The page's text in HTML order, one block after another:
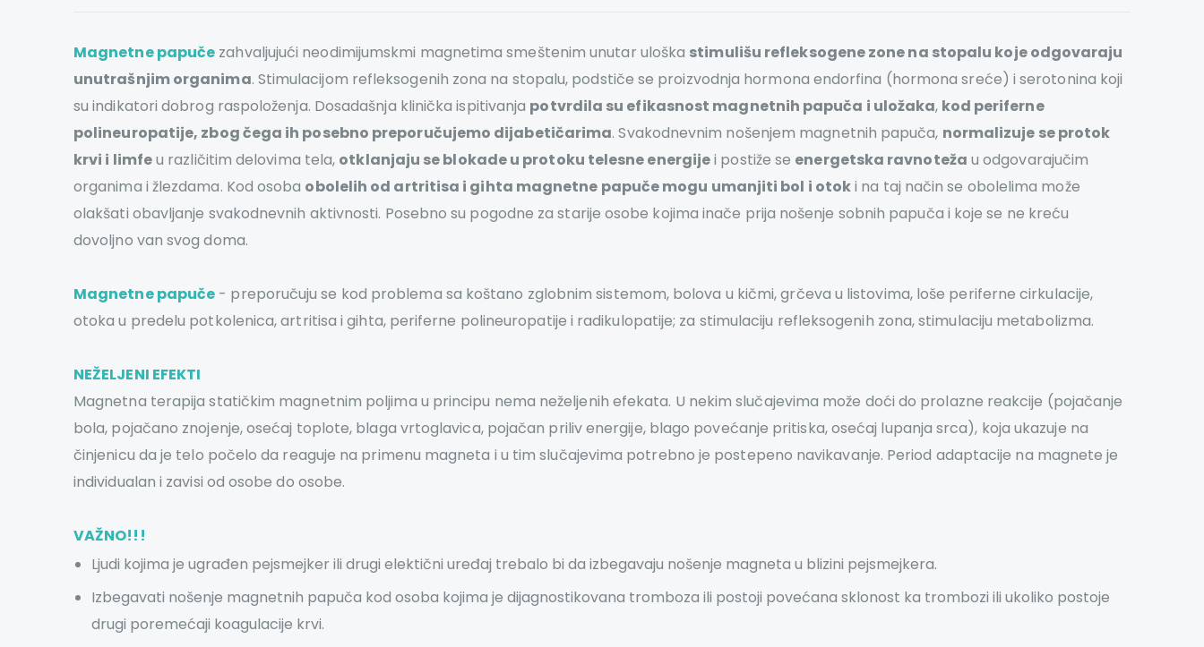
Magnetne papuče zahvaljujući neodimijumskmi magnetima smeštenim unutar uloška stimulišu refleksogene zone na stopalu koje odgovaraju
unutrašnjim organima. Stimulacijom refleksogenih zona na stopalu, podstiče se proizvodnja hormona endorfina (hormona sreće) i serotonina koji
su indikatori dobrog raspoloženja. Dosadašnja klinička ispitivanja potvrdila su efikasnost magnetnih papuča i uložaka, kod periferne
polineuropatije, zbog čega ih posebno preporučujemo dijabetičarima. Svakodnevnim nošenjem magnetnih papuča, normalizuje se protok
krvi i limfeu različitim delovima tela, otklanjaju se blokade u protoku telesne energijei postiže se energetska ravnoteža u odgovarajučim
organima i žlezdama. Kod osoba obolelih od artritisa i gihta magnetne papuče mogu umanjiti bol i otoki na taj način se obolelima može
olakšati obavljanje svakodnevnih aktivnosti. Posebno su pogodne za starije osobe kojima inače prija nošenje sobnih papuča i koje se ne kreću
dovoljno van svog doma.
Magnetne papuče - preporučuju se kod problema sa koštano zglobnim sistemom, bolova u kičmi, grčeva u listovima, loše periferne cirkulacije,
otoka u predelu potkolenica, artritisa i gihta, periferne polineuropatije i radikulopatije; za stimulaciju refleksogenih zona, stimulaciju metabolizma.
NEŽELJENI EFEKTI
Magnetna terapija statičkim magnetnim poljima u principu nema neželjenih efekata. U nekim slučajevima može doći do prolazne reakcije (pojačanje
bola, pojačano znojenje, osećaj toplote, blaga vrtoglavica, pojačan priliv energije, blago povećanje pritiska, osećaj lupanja srca), koja ukazuje na
činjenicu da je telo počelo da reaguje na primenu magneta i u tim slučajevima potrebno je postepeno navikavanje. Period adaptacije na magnete je
individualan i zavisi od osobe do osobe.
VAŽNO!!!
Ljudi kojima je ugrađen pejsmejker ili drugi elektični uređaj trebalo bi da izbegavaju nošenje magneta u blizini pejsmejkera.
Izbegavati nošenje magnetnih papuča kod osoba kojima je dijagnostikovana tromboza ili postoji povećana sklonost ka trombozi ili ukoliko postoje
drugi poremećaji koagulacije krvi.